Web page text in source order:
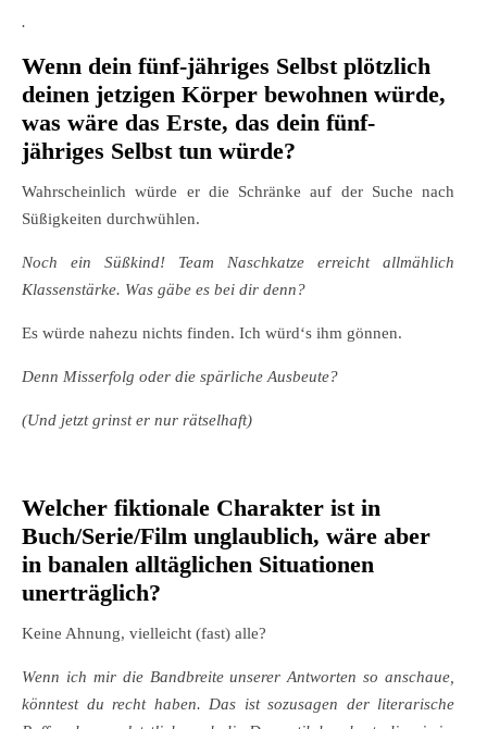
.
Wenn dein fünf-jähriges Selbst plötzlich
deinen jetzigen Körper bewohnen würde,
was wäre das Erste, das dein fünf-
jähriges Selbst tun würde?
Wahrscheinlich würde er die Schränke auf der Suche nach
Süßigkeiten durchwühlen.
Noch ein Süßkind! Team Naschkatze erreicht allmählich
Klassenstärke. Was gäbe es bei dir denn?
Es würde nahezu nichts finden. Ich würd‘s ihm gönnen.
Denn Misserfolg oder die spärliche Ausbeute?
(Und jetzt grinst er nur rätselhaft)
Welcher fiktionale Charakter ist in
Buch/Serie/Film unglaublich, wäre aber
in banalen alltäglichen Situationen
unerträglich?
Keine Ahnung, vielleicht (fast) alle?
Wenn ich mir die Bandbreite unserer Antworten so anschaue,
könntest du recht haben. Das ist sozusagen der literarische